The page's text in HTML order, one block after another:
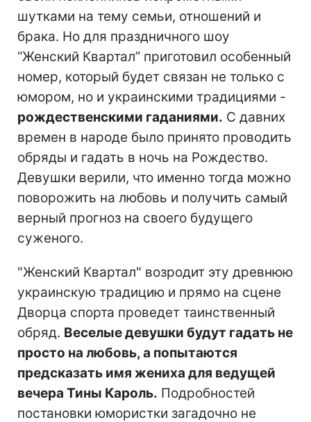
шутками на тему семьи, отношений и
брака. Но для праздничного шоу
“Женский Квартал” приготовил особенный
номер, который будет связан не только с
юмором, но и украинскими традициями -
рождественскими гаданиями. С давних
времен в народе было принято проводить
обряды и гадать в ночь на Рождество.
Девушки верили, что именно тогда можно
поворожить на любовь и получить самый
верный прогноз на своего будущего
суженого.
"Женский Квартал" возродит эту древнюю
украинскую традицию и прямо на сцене
Дворца спорта проведет таинственный
обряд. Веселые девушки будут гадать не
просто на любовь, а попытаются
предсказать имя жениха для ведущей
вечера Тины Кароль. Подробностей
постановки юмористки загадочно не